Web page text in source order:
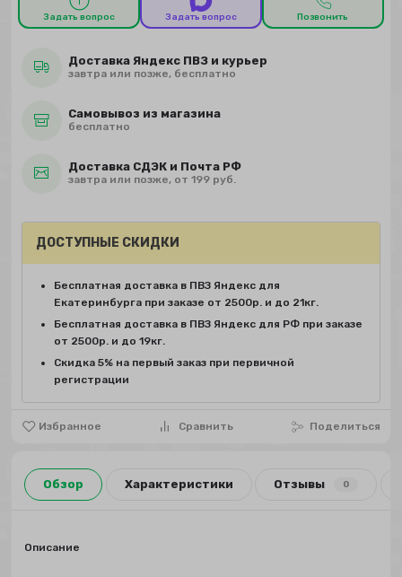
Задать вопрос Задать вопрос Позвонить
Доставка Яндекс ПВЗ и курьер
завтра или позже, бесплатно
Самовывоз из магазина
бесплатно
Доставка СДЭК и Почта РФ
завтра или позже, от 199 руб.
Избранное Сравнить Поделиться
ДОСТУПНЫЕ СКИДКИ
Бесплатная доставка в ПВЗ Яндекс для
Екатеринбурга при заказе от 2500р. и до 21кг.
Бесплатная доставка в ПВЗ Яндекс для РФ при заказе
от 2500р. и до 19кг.
Скидка 5% на первый заказ при первичной
регистрации
Обзор Характеристики Отзывы 0
Описание